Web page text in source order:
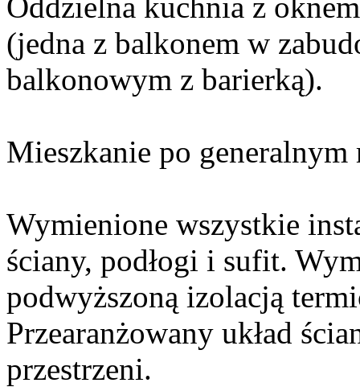
(jedna z balkonem w
balkonowym z barierką).
Mieszkanie po generalnym
Wymienione wszystkie
ściany, podłogi i sufit.
podwyższoną izolacją
Przearanżowany układ
przestrzeni.